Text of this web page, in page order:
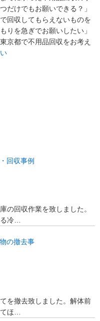
だけでもお願いできる？」
回収してもらえないものを
りを急ぎでお願いしたい」
京都で不用品回収をお考え
の回収作業を致しました。
冷…
を撤去致しました。解体前
ほ…